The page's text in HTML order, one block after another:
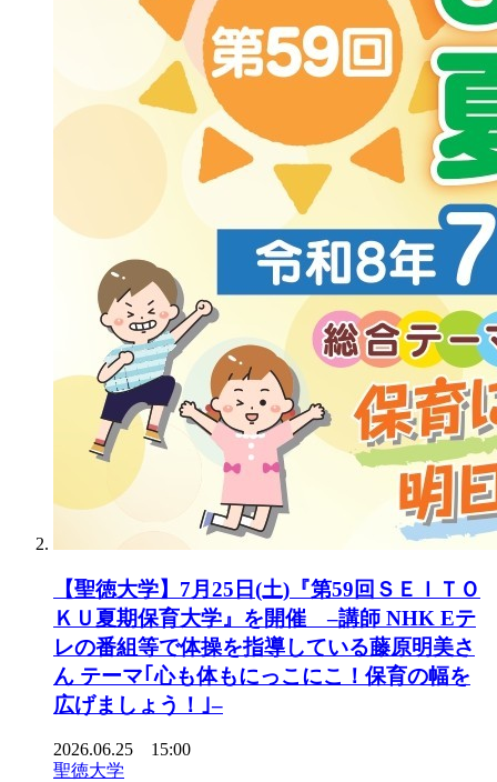
【聖徳大学】7月25日(土)『第59回ＳＥＩＴＯ
ＫＵ夏期保育大学』を開催 –講師 NHK Eテ
レの番組等で体操を指導している藤原明美さ
ん テーマ｢心も体もにっこにこ！保育の幅を
広げましょう！｣–
2026.06.25 15:00
聖徳大学